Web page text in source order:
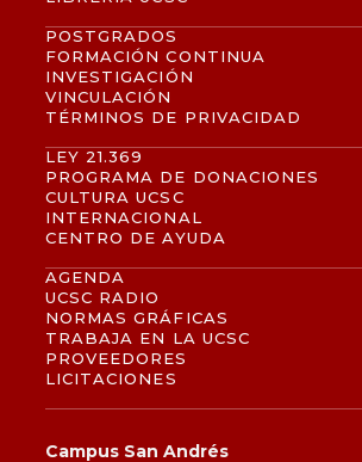
POSTGRADOS
FORMACIÓN CONTINUA
INVESTIGACIÓN
VINCULACIÓN
TÉRMINOS DE PRIVACIDAD
LEY 21.369
PROGRAMA DE DONACIONES
CULTURA UCSC
INTERNACIONAL
CENTRO DE AYUDA
AGENDA
UCSC RADIO
NORMAS GRÁFICAS
TRABAJA EN LA UCSC
PROVEEDORES
LICITACIONES
Campus San Andrés